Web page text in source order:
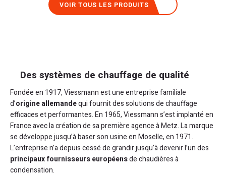
VOIR TOUS LES PRODUITS
Des systèmes de chauffage de qualité
Fondée en 1917, Viessmann est une entreprise familiale
d’origine allemandequi fournit des solutions de chauffage
efficaces et performantes. En 1965, Viessmann s’est implanté en
France avec la création de sa première agence à Metz. La marque
se développe jusqu’à baser son usine en Moselle, en 1971.
L’entreprise n’a depuis cessé de grandir jusqu’à devenir l’un des
principaux fournisseurs européensde chaudières à
condensation.